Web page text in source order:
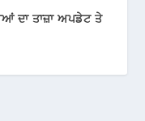
ਦਾ ਤਾਜ਼ਾ ਅਪਡੇਟ ਤੇ